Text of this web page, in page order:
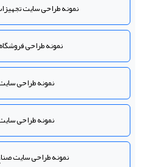
نمونه طراحی سایت
نمونه طراحی
نمونه طراحی
نمونه طراحی
نمونه طراحی سایت